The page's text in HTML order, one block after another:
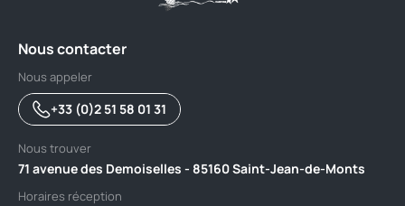
Nous contacter
Nous appeler
+33 (0)2 51 58 01 31
Nous trouver
71 avenue des Demoiselles - 85160 Saint-Jean-de-Monts
Horaires réception